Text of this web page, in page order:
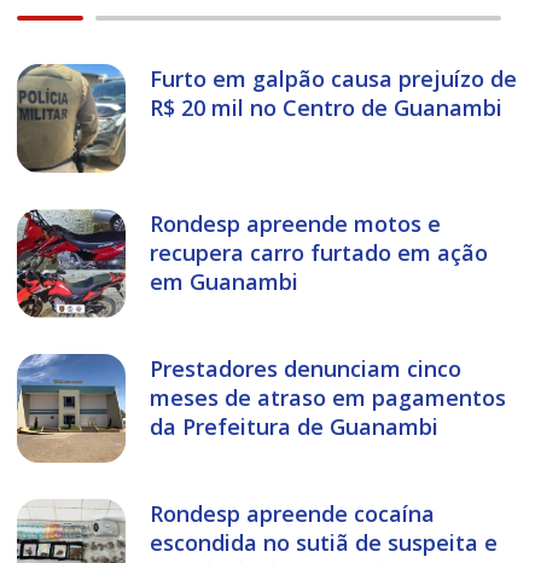
Furto em galpão causa prejuízo de
R$ 20 mil no Centro de Guanambi
Rondesp apreende motos e
recupera carro furtado em ação
em Guanambi
Prestadores denunciam cinco
meses de atraso em pagamentos
da Prefeitura de Guanambi
Rondesp apreende cocaína
escondida no sutiã de suspeita e